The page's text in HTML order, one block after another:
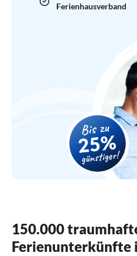
Ferienhausverband
150.000
Ferienunterkünfte